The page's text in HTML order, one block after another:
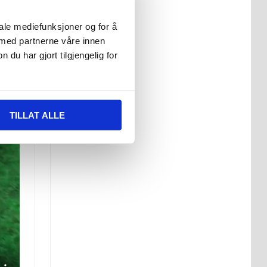
mediefunksjoner og for å
partnerne våre innen
du har gjort tilgjengelig for
TILLAT ALLE